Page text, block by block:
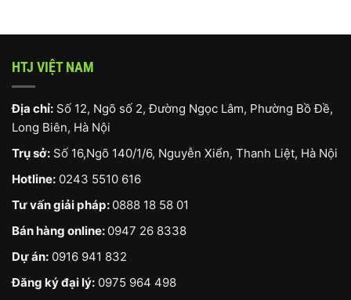
HTJ VIỆT NAM
Địa chỉ: Số 12, Ngõ số 2, Đường Ngọc Lâm, Phường Bồ Đề,
Long Biên, Hà Nội
Trụ sở: Số 16,Ngõ 140/1/6, Nguyễn Xiển, Thanh Liệt, Hà Nội
Hotline: 0243 5510 616
Tư vấn giải pháp: 0888 18 58 01
Bán hàng online: 0947 26 8338
Dự án: 0916 941 832
Đăng ký đại lý: 0975 964 498